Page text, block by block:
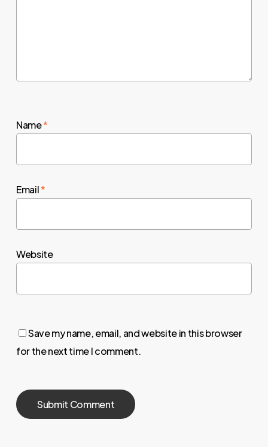
Name*
Email*
Website
Save my name, email, and website in this browser
for the next time I comment.